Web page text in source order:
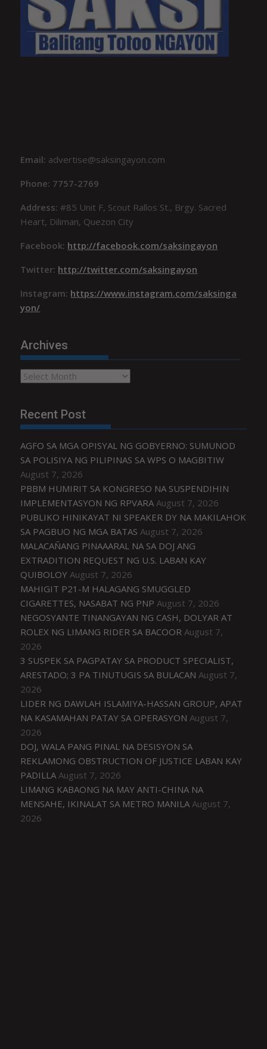
Email: advertise@saksingayon.com
Phone: 7757-2769
Address:#85 Unit F, Scout Rallos St., Brgy. Sacred
Heart, Diliman, Quezon City
Facebook: http://facebook.com/saksingayon
Twitter: http://twitter.com/saksingayon
Instagram: https://www.instagram.com/saksinga
yon/
Archives
Archives
Recent Post
AGFO SA MGA OPISYAL NG GOBYERNO: SUMUNOD
SA POLISIYA NG PILIPINAS SA WPS O MAGBITIW
August 7, 2026
PBBM HUMIRIT SA KONGRESO NA SUSPENDIHIN
IMPLEMENTASYON NG RPVARA August 7, 2026
PUBLIKO HINIKAYAT NI SPEAKER DY NA MAKILAHOK
SA PAGBUO NG MGA BATAS August 7, 2026
MALACAÑANG PINAAARAL NA SA DOJ ANG
EXTRADITION REQUEST NG U.S. LABAN KAY
QUIBOLOY August 7, 2026
MAHIGIT P21-M HALAGANG SMUGGLED
CIGARETTES, NASABAT NG PNP August 7, 2026
NEGOSYANTE TINANGAYAN NG CASH, DOLYAR AT
ROLEX NG LIMANG RIDER SA BACOOR August 7,
2026
3 SUSPEK SA PAGPATAY SA PRODUCT SPECIALIST,
ARESTADO; 3 PA TINUTUGIS SA BULACAN August 7,
2026
LIDER NG DAWLAH ISLAMIYA-HASSAN GROUP, APAT
NA KASAMAHAN PATAY SA OPERASYON August 7,
2026
DOJ, WALA PANG PINAL NA DESISYON SA
REKLAMONG OBSTRUCTION OF JUSTICE LABAN KAY
PADILLA August 7, 2026
LIMANG KABAONG NA MAY ANTI-CHINA NA
MENSAHE, IKINALAT SA METRO MANILA August 7,
2026